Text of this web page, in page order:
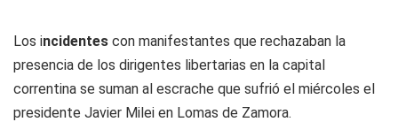
Los incidentes con manifestantes que rechazaban la
presencia de los dirigentes libertarias en la capital
correntina se suman al escrache que sufrió el miércoles el
presidente Javier Milei en Lomas de Zamora.